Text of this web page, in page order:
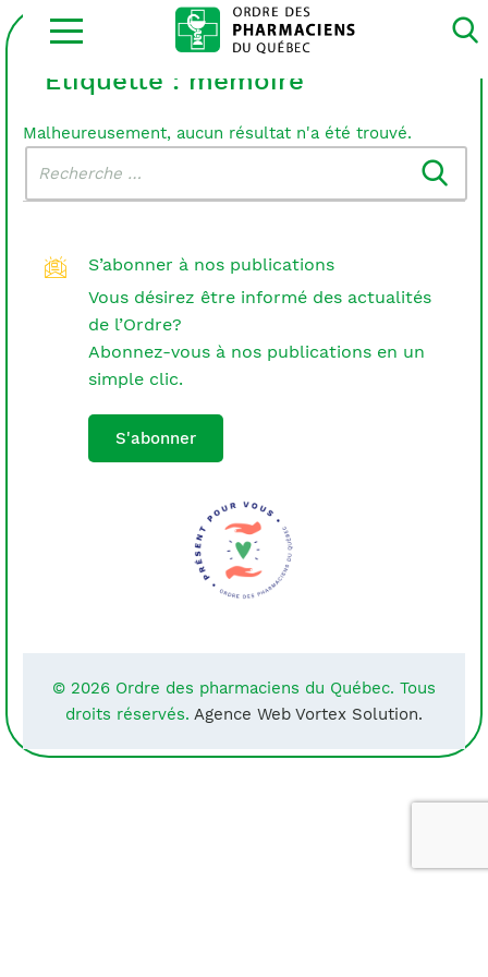
Ouvrir
la
site
Étiquette : mémoire
Malheureusement, aucun résultat n'a été trouvé.
dans
le
S’abonner à nos publications
Vous désirez être informé des actualités
de l’Ordre?
Abonnez-vous à nos publications en un
simple clic.
S'abonner
© 2026 Ordre des pharmaciens du Québec. Tous
droits réservés. Agence Web Vortex Solution.